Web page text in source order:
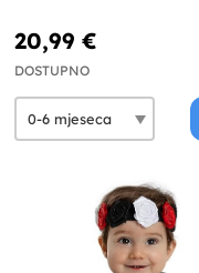
20,99 €
DOSTUPNO